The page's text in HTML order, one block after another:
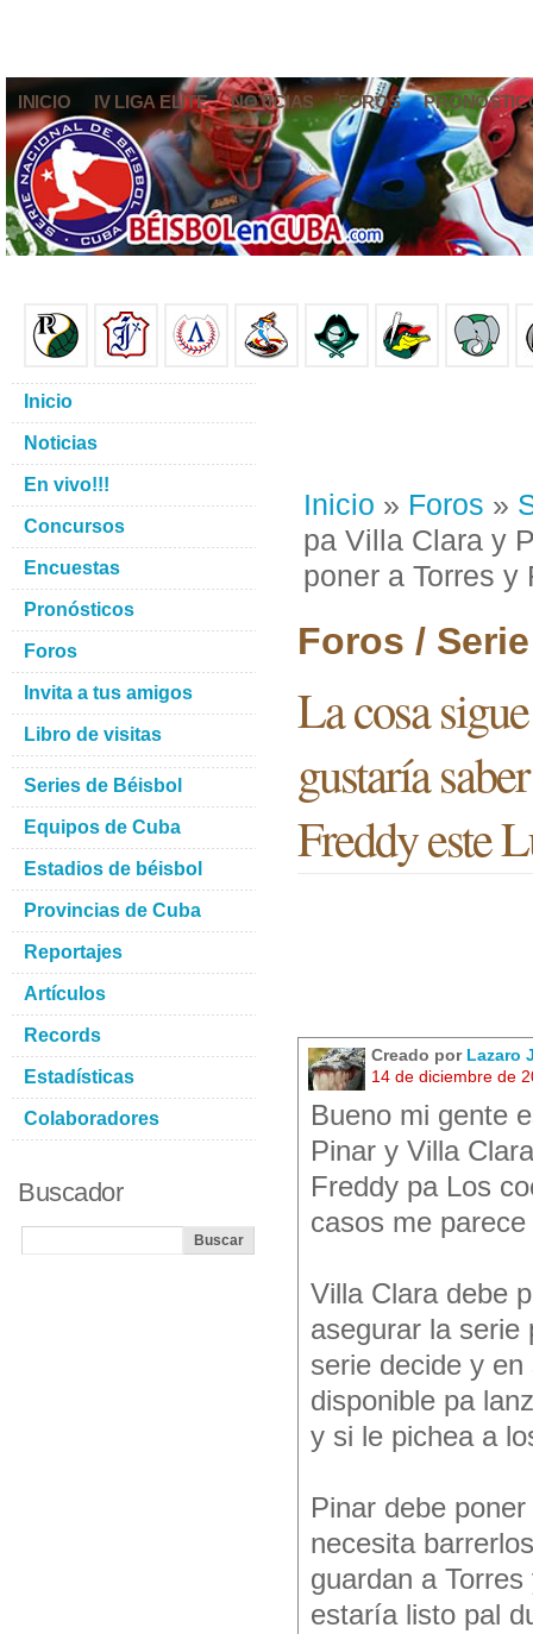
INICIO IV LIGA ELITE NOTICIAS FOROS
Inicio » Foros »
pa Villa Clara y
poner a Torres y
Foros /
La cosa
gustaría
Freddy este
Creado por Lazaro
14 de diciembre de
Bueno mi gente
Pinar y Villa
Freddy pa Los
casos me
Villa Clara debe
asegurar la serie
serie decide y
disponible pa
y si le pichea a
Pinar debe
necesita
guardan a
estaría listo pal
Inicio
Noticias
En vivo!!!
Concursos
Encuestas
Pronósticos
Foros
Invita a tus amigos
Libro de visitas
Series de Béisbol
Equipos de Cuba
Estadios de béisbol
Provincias de Cuba
Reportajes
Artículos
Records
Estadísticas
Colaboradores
Buscador